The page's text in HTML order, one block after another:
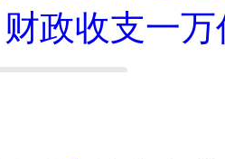
政收支一